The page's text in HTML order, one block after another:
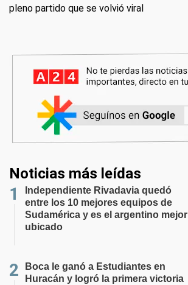
pleno partido que se volvió viral
Noticias más leídas
Independiente Rivadavia quedó
entre los 10 mejores equipos de
Sudamérica y es el argentino mejor
ubicado
Boca le ganó a Estudiantes en
Huracán y logró la primera victoria